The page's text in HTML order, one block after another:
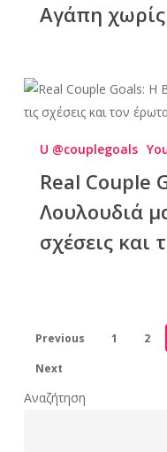
Αγάπη
U @couplegoals
Real Couple
Λουλουδιά
σχέσεις και
Previous 1 2
Next
Αναζήτηση